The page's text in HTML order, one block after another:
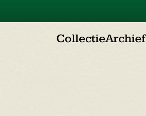
CollectieArchief